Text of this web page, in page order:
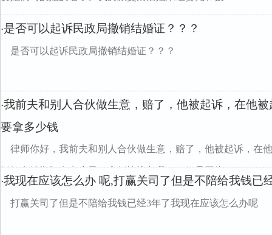
·是否可以起诉民政局撤销结婚证？？？
是否可以起诉民政局撤销结婚证？？？
·我前夫和别人合伙做生意，赔了，他被起诉，在他
要拿多少钱
律师你好，我前夫和别人合伙做生意，赔了，他被起诉，在
婚姻存续期间有套房子，离婚协议归我了，但是因为...
·我现在应该怎么办 呢,打赢关司了但是不陪给我钱已
打赢关司了但是不陪给我钱已经3年了我现在应该怎么办呢